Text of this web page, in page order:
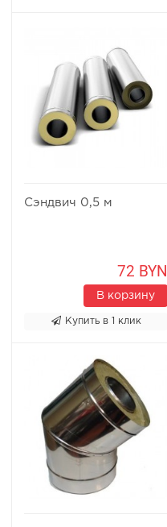
Сэндвич 0,5 м
72 BYN
В корзину
Купить в 1 клик